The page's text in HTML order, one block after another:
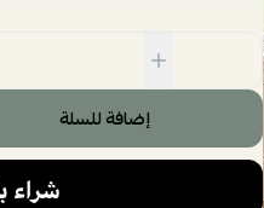
إضافة للسلة